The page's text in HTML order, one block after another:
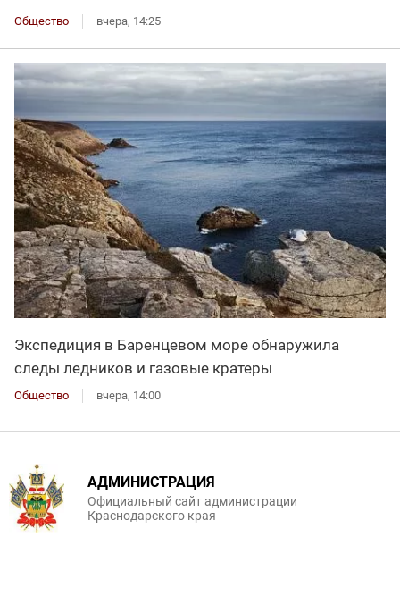
Общество вчера, 14:25
Экспедиция в Баренцевом море обнаружила
следы ледников и газовые кратеры
Общество вчера, 14:00
АДМИНИСТРАЦИЯ
Официальный сайт администрации
Краснодарского края